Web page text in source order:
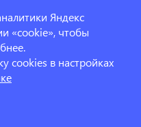
не совпадать с мнением
cherinfo™
гиперссылка на
Гиперссылка должна
воспроизводящем
Яндекс
«cookie», чтобы
cookies в настройках